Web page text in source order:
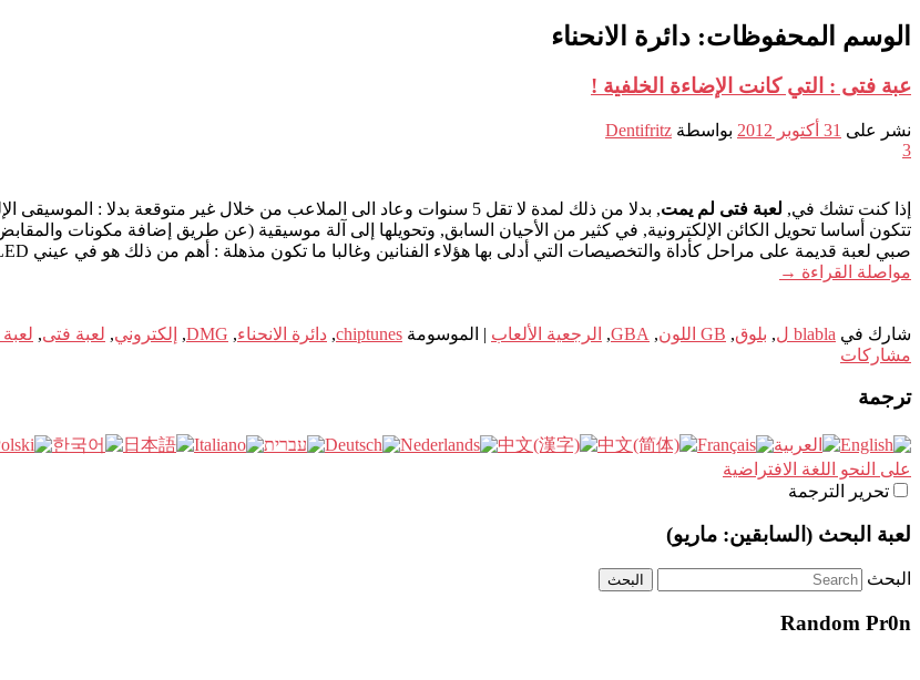
الوسم المحفوظات: دائرة الانحناء
عبة فتى : التي كانت الإضاءة الخلفية !
نشر على 31 أكتوبر 2012 بواسطة Dentifritz
3
إذا كنت تشك في, لعبة فتى لم يمت, بدلا من ذلك لمدة لا تقل 5 سنوات وعاد الى الملاعب من خلال غير متوقعة بدلا : الموسيقى الإلكترونية وحركة تحت الأرض
تتكون أساسا تحويل الكائن الإلكترونية, في كثير من الأحيان السابق, وتحويلها إلى آلة موسيقية (عن طريق إضافة مكونات
صبي لعبة قديمة على مراحل كأداة والتخصيصات التي أدلى بها هؤلاء الفنانين وغالبا ما تكون مذهلة : أهم من ذلك هو في عيني LED بالإضافة إلى وجود الإضاءة الخلفية.
مواصلة القراءة →
شارك في blabla ل , بلوق, GB اللون ,
GBA
, الرجعية الألعاب | الموسومة chiptunes
, دائرة الانحناء,
DMG
, إلكتروني, لعبة فتى,
مشاركات
ترجمة
على النحو اللغة الافتراضية
تحرير الترجمة
لعبة البحث (السابقين: ماريو)
البحث
Random Pr0n